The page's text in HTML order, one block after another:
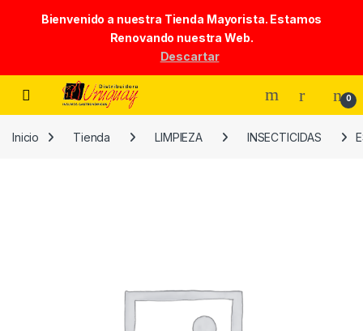
Bienvenido a nuestra Tienda Mayorista. Estamos
Renovando nuestra Web.
Descartar
Skip to navigation
Skip to content
0
Inicio Tienda LIMPIEZA INSECTICIDAS